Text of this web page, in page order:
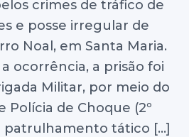
crimes de tráfico de
e posse irregular de
Noal, em Santa Maria.
ocorrência, a prisão foi
Militar, por meio do
Polícia de Choque (2º
patrulhamento tático […]